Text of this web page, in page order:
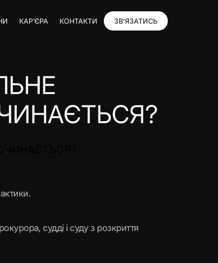
КАР’ЄРА КОНТАКТИ ЗВ’ЯЗАТИСЬ
судді і суду з розкриття